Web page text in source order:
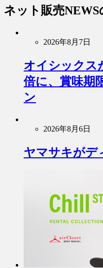
ネット販売NEWS
2026年8月7日
オイシックス
倍に、賞味期
ン
2026年8月6日
ヤマサキがデ